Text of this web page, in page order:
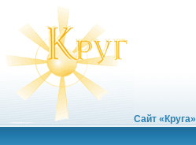
Сайт «Круга»